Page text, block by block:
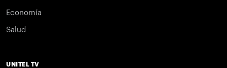
Economía
Salud
UNITEL TV